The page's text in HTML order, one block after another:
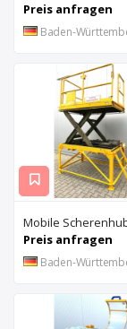
Preis anfragen
Baden-
Preis anfragen
Baden-